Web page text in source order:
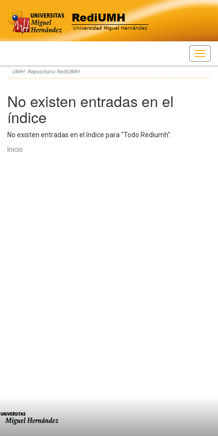
Skip
navigation
UMH: Repositorio RediUMH
No existen entradas en el
índice
No existen entradas en el índice para "Todo Rediumh".
Inicio